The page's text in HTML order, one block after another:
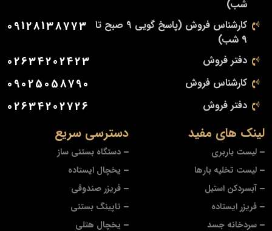
دسترسی سریع
دستگاه بستنی ساز
یخچال ایستاده
فریزر صندوقی
تاپینگ بستنی
یخچال هتلی
لینک های مفید
لیست باربری
لیست تخلیه بارها
آبسردکن استیل
فریزر ایستاده
سردخانه جسد
شب)
کارشناس فروش (پاسخ گویی 9 صبح تا
9 شب)
09128138773
دفتر فروش 02634202423
کارشناس فروش 09025058790
دفتر فروش 02634202726